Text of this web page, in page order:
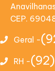
CEP.
Geral -
RH -